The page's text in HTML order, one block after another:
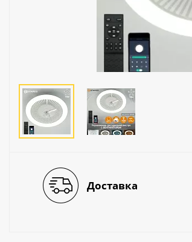
Электротовары
Лампы
Декор и прочее
Доставка